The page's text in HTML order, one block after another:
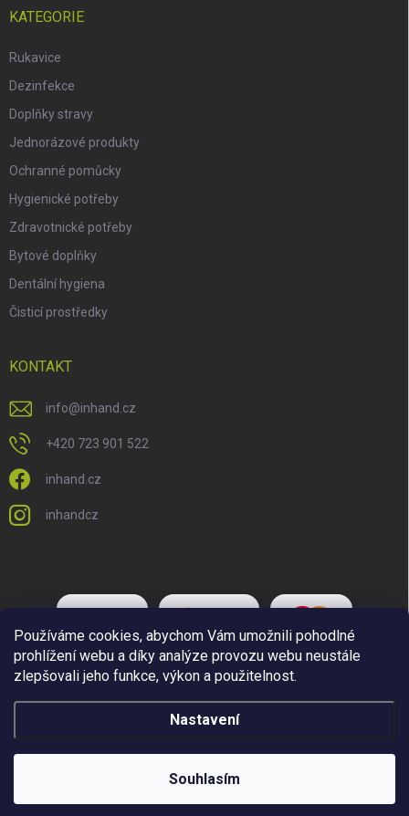
Používáme cookies, abychom Vám umožnili pohodlné
prohlížení webu a díky analýze provozu webu neustále
zlepšovali jeho funkce, výkon a použitelnost.
Nastavení
Souhlasím
KATEGORIE
Rukavice
Dezinfekce
Doplňky stravy
Jednorázové produkty
Ochranné pomůcky
Hygienické potřeby
Zdravotnické potřeby
Bytové doplňky
Dentální hygiena
Čisticí prostředky
KONTAKT
info@inhand.cz
+420 723 901 522
inhand.cz
inhandcz
Copyright 2026Inhand.cz. Všechna práva vyhrazena.Upravit nastavení
cookies